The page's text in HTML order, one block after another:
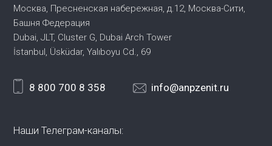
Москва, Пресненская набережная, д.12, Москва-Сити,
Башня Федерация
Dubai, JLT, Cluster G, Dubai Arch Tower
İstanbul, Üsküdar, Yalıboyu Cd., 69
8 800 700 8 358 info@anpzenit.ru
Наши Телеграм-каналы: